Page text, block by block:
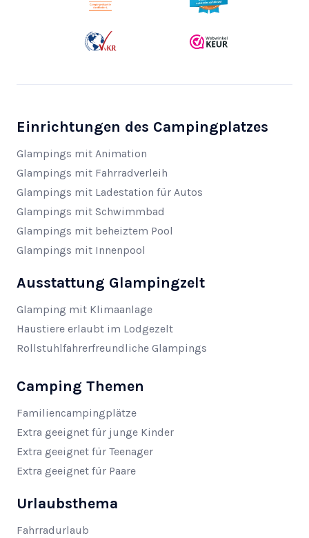
Einrichtungen des Campingplatzes
Glampings mit Animation
Glampings mit Fahrradverleih
Glampings mit Ladestation für Autos
Glampings mit Schwimmbad
Glampings mit beheiztem Pool
Glampings mit Innenpool
Ausstattung Glampingzelt
Glamping mit Klimaanlage
Haustiere erlaubt im Lodgezelt
Rollstuhlfahrerfreundliche Glampings
Camping Themen
Familiencampingplätze
Extra geeignet für junge Kinder
Extra geeignet für Teenager
Extra geeignet für Paare
Urlaubsthema
Fahrradurlaub